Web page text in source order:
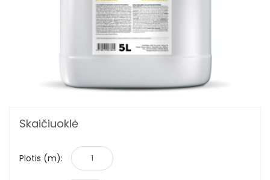
Skaičiuoklė
Plotis (m):